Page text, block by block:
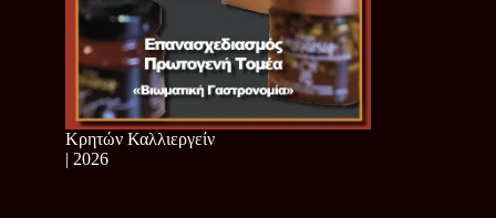
Κρητών Καλλιεργείν
| 2026